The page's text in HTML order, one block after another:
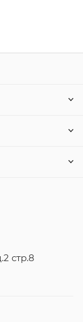
стр.8